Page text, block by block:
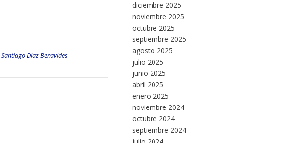
Santiago Díaz Benavides
diciembre 2025
noviembre 2025
octubre 2025
septiembre 2025
agosto 2025
julio 2025
junio 2025
abril 2025
enero 2025
noviembre 2024
octubre 2024
septiembre 2024